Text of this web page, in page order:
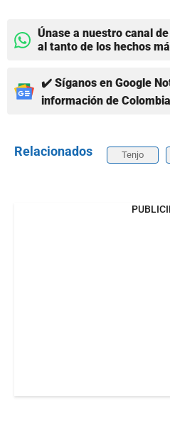
Únase a nuestro canal
al tanto de los hechos
✔️ Síganos en Google
información de
Relacionados Tenjo